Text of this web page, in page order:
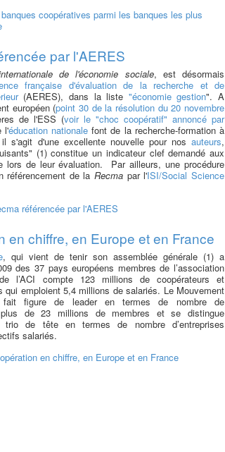
coopératives parmi les banques les plus
par l'AERES
de l'économie sociale, est désormais
française d'évaluation de la recherche et de
(AERES), dans la liste "économie gestion". A
européen (point 30 de la résolution du 20 novembre
de l'ESS (voir le "choc coopératif" annoncé par
l'éducation nationale font de la recherche-formation à
s'agit d'une excellente nouvelle pour nos auteurs,
(1) constitue un indicateur clef demandé aux
lors de leur évaluation. Par ailleurs, une procédure
référencement de laRecma par l'ISI/Social Science
référencée par l'AERES
en chiffre, en Europe et en France
, qui vient de tenir son assemblée générale (1) a
des 37 pays européens membres de l’association
l’ACI compte 123 millions de coopérateurs et
qui emploient 5,4 millions de salariés. Le Mouvement
fait figure de leader en termes de nombre de
plus de 23 millions de membres et se distingue
de tête en termes de nombre d’entreprises
salariés.
en chiffre, en Europe et en France